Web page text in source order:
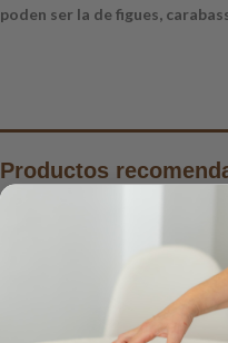
poden ser la de figues,
Productos